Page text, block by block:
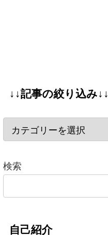
↓↓記事の絞り込み↓↓
検索
自己紹介